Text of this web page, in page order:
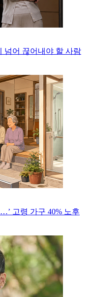
넘어 끊어내야 할 사람
고령 가구 40% 노후